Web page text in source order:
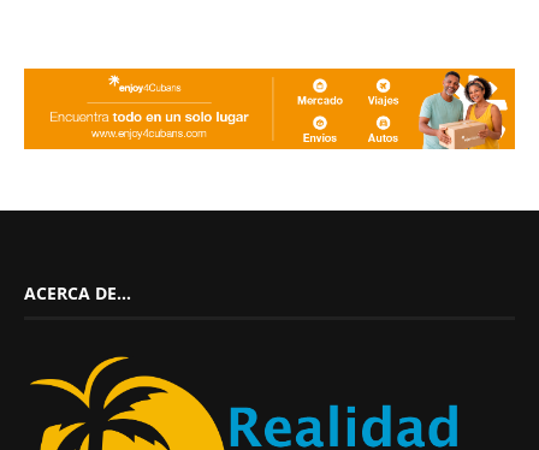
ACERCA DE…